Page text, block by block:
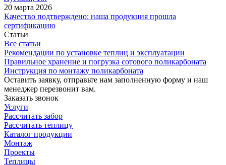
20 марта 2026
Качество подтверждено: наша продукция прошла
сертификацию
Статьи
Все статьи
Рекомендации по установке теплиц и эксплуатации
Правильное хранение и погрузка сотового поликарбоната
Инструкция по монтажу поликарбоната
Оставить заявку, отправьте нам заполненную форму и наш
менеджер перезвонит вам.
Заказать звонок
Услуги
Рассчитать забор
Рассчитать теплицу
Каталог продукции
Монтаж
Проекты
Теплицы